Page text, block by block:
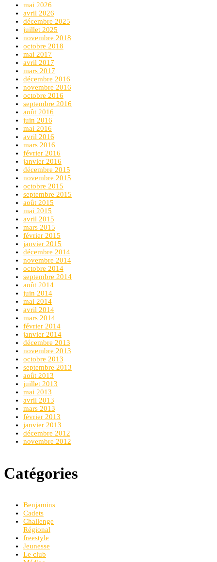
mai 2026
avril 2026
décembre 2025
juillet 2025
novembre 2018
octobre 2018
mai 2017
avril 2017
mars 2017
décembre 2016
novembre 2016
octobre 2016
septembre 2016
août 2016
juin 2016
mai 2016
avril 2016
mars 2016
février 2016
janvier 2016
décembre 2015
novembre 2015
octobre 2015
septembre 2015
août 2015
mai 2015
avril 2015
mars 2015
février 2015
janvier 2015
décembre 2014
novembre 2014
octobre 2014
septembre 2014
août 2014
juin 2014
mai 2014
avril 2014
mars 2014
février 2014
janvier 2014
décembre 2013
novembre 2013
octobre 2013
septembre 2013
août 2013
juillet 2013
mai 2013
avril 2013
mars 2013
février 2013
janvier 2013
décembre 2012
novembre 2012
Catégories
Benjamins
Cadets
Challenge
Régional
freestyle
Jeunesse
Le club